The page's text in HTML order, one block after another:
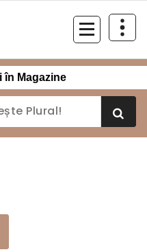
în Magazine